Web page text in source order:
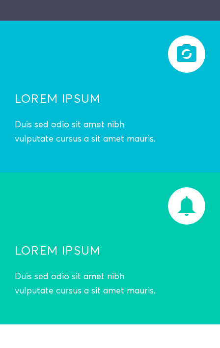
LOREM IPSUM
Duis sed odio sit amet nibh
vulputate cursus a sit amet mauris.
LOREM IPSUM
Duis sed odio sit amet nibh
vulputate cursus a sit amet mauris.